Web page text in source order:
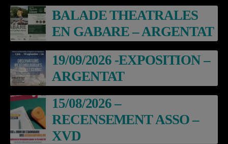
BALADE THEATRALES
EN GABARE – ARGENTAT
19/09/2026 -EXPOSITION –
ARGENTAT
15/08/2026 –
RECENSEMENT ASSO –
XVD